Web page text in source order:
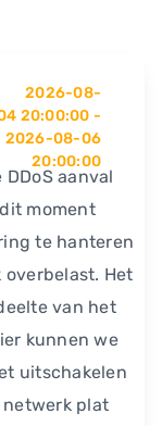
2026-08-
20:00:00 -
2026-08-06
20:00:00
aanval
moment
te hanteren
Het
van het
kunnen we
uitschakelen
plat